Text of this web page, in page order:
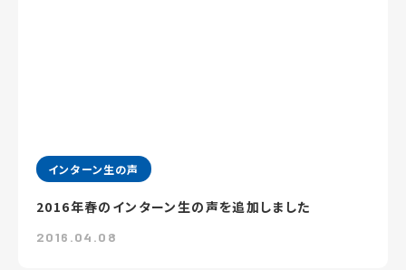
インターン生の声
2016年春のインターン生の声を追加しました
2016.04.08